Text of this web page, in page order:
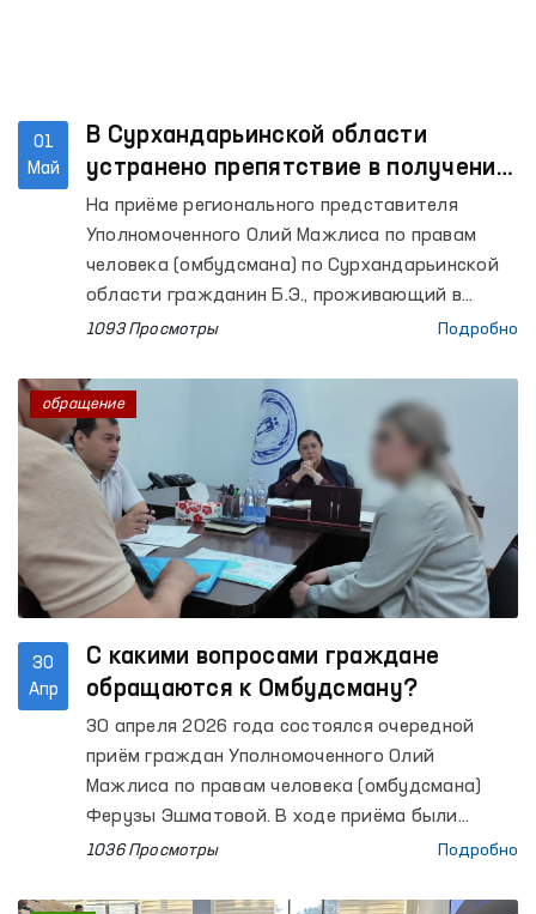
01
Май
В Сурхандарьинской области
устранено препятствие в получении
пособия по инвалидности при
содействии Омбудсмана
На приёме регионального представителя
Уполномоченного Олий Мажлиса по правам
человека (омбудсмана) по Сурхандарьинской
области гражданин Б.Э., проживающий в
Джаркурганском районе, обратился с
продлении инвалидности его ребёнка и
получении пособия по инвалидности.
1093 Просмотры Подробно
30
Апр
С какими вопросами граждане
обращаются к Омбудсману?
30 апреля 2026 года состоялся очередной
приём граждан Уполномоченного Олий
Мажлиса по правам человека (омбудсмана)
Ферузы Эшматовой. В ходе приёма были
выслушаны обращения более 40 граждан.
1036 Просмотры Подробно
обращение